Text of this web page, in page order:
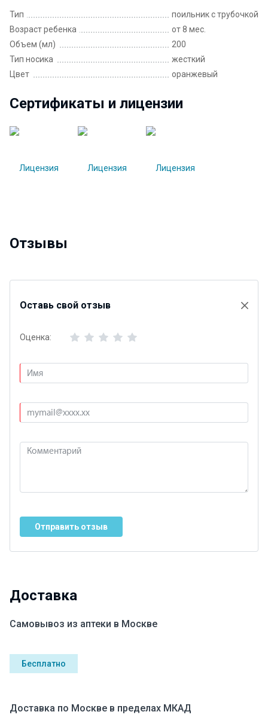
Тип
поильник с трубочкой
Возраст ребенка
от 8 мес.
Объем (мл)
200
Тип носика
жесткий
Цвет
оранжевый
Сертификаты и лицензии
Отзывы
Оставь свой отзыв
Оценка:
Отправить отзыв
Доставка
Самовывоз из аптеки в Москве
Бесплатно
Доставка по Москве в пределах МКАД